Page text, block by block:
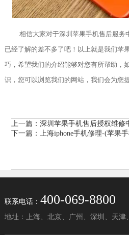
相信大家对于深圳苹果手机售后服务
已经了解的差不多了吧！以上就是我们苹
巧，希望我们的介绍能够对您有所帮助，
识，您可以浏览我们的网站，我们会为您
上一篇：深圳苹果手机售后授权维修
下一篇：上海iphone手机修理-(苹果
联系电话： 400-069-8800
地址：上海、北京、广州、深圳、天